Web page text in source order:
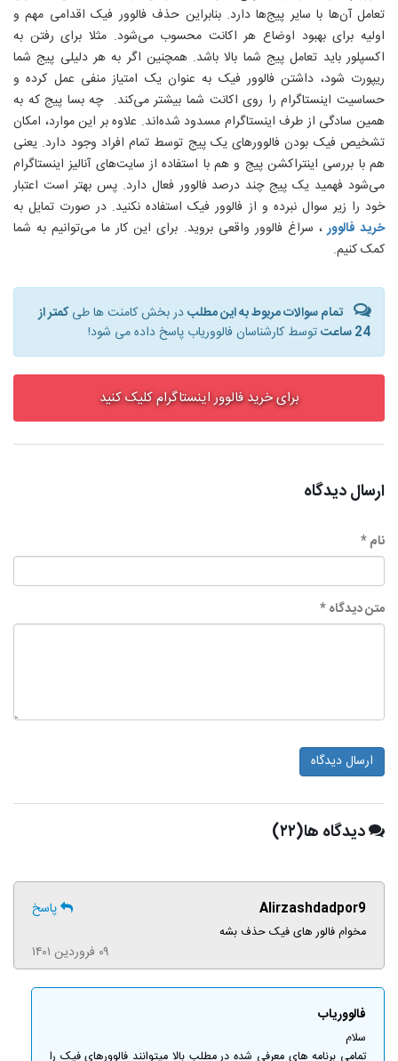
تعامل آن‌ها با سایر پیج‌ها دارد. بنابراین حذف فالوور فیک اقدامی مهم و
اولیه برای بهبود اوضاع هر اکانت محسوب می‌شود. مثلا برای رفتن به
اکسپلور باید تعامل پیج شما بالا باشد. همچنین اگر به هر دلیلی پیج شما
ریپورت شود، داشتن فالوور فیک به عنوان یک امتیاز منفی عمل کرده و
حساسیت اینستاگرام را روی اکانت شما بیشتر می‌کند. چه بسا پیج که به
همین سادگی از طرف اینستاگرام مسدود شده‌اند. علاوه بر این موارد، امکان
تشخیص فیک بودن فالوورهای یک پیج توسط تمام افراد وجود دارد. یعنی
هم با بررسی اینتراکشن پیج و هم با استفاده از سایت‌های آنالیز اینستاگرام
می‌شود فهمید یک پیج چند درصد فالوور فعال دارد. پس بهتر است اعتبار
خود را زیر سوال نبرده و از فالوور فیک استفاده نکنید. در صورت تمایل به
خرید فالوور ، سراغ فالوور واقعی بروید. برای این کار ما می‌توانیم به شما
کمک کنیم.
تمام سوالات مربوط به این مطلبدر بخش کامنت ها طیکمتر از
24 ساعت
توسط کارشناسان فالووریاب پاسخ داده می شود!
برای خرید فالوور اینستاگرام کلیک کنید
ارسال دیدگاه
نام *
متن دیدگاه *
ارسال دیدگاه
دیدگاه ها(۲۲)
Alirzashdadpor9 پاسخ
مخوام فالور های فیک حذف بشه
۰۹ فروردین ۱۴۰۱
فالووریاب
سلام